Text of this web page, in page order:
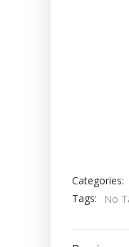
Categories:
Tags:
No